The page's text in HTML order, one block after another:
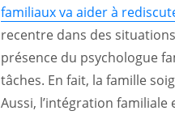
familiaux va aider à
recentre dans des
présence du psychologue
tâches. En fait, la famille
Aussi, l’intégration familiale